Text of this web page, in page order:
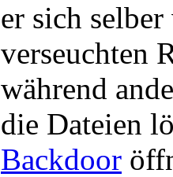
er sich
verseuchten
während
die Dateien
Backdoor